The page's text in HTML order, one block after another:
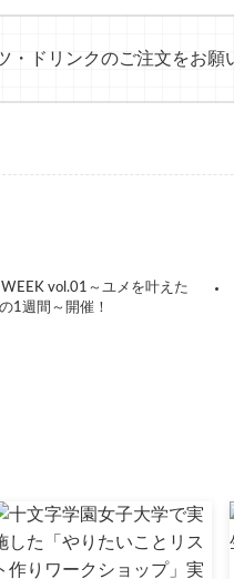
ドリンクのご注文をお願
vol.01～ユメを叶えた
1週間～開催！